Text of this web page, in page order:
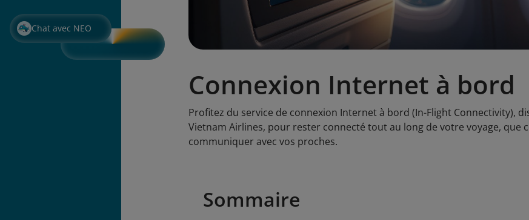
Chat avec NEO
Connexion Internet à bord
Profitez du service de connexion Internet à bord (In-Flight Connectivity),
Vietnam Airlines, pour rester connecté tout au long de votre voyage, que
communiquer avec vos proches.
Sommaire